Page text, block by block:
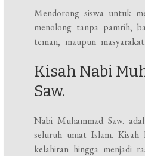
Mendorong siswa untuk
menolong tanpa pamrih,
teman, maupun masyarakat.
Kisah Nabi
Saw.
Nabi Muhammad Saw.
seluruh umat Islam. Kisah
kelahiran hingga menjadi